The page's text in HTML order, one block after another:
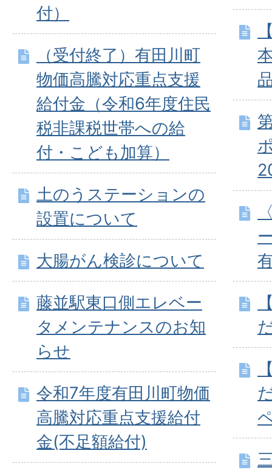
付）
（受付終了）有田川町
物価高騰対応重点支援
給付金（令和6年度住民
税非課税世帯への給
付・こども加算）
土のうステーションの
設置について
大腸がん検診について
藤並駅東口側エレベー
タメンテナンスのお知
らせ
令和7年度有田川町物価
高騰対応重点支援給付
金(不足額給付)